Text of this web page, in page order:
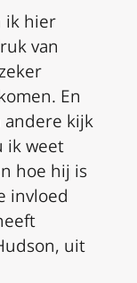
ik hier
van
En
andere kijk
ik weet
hoe hij is
invloed
uit